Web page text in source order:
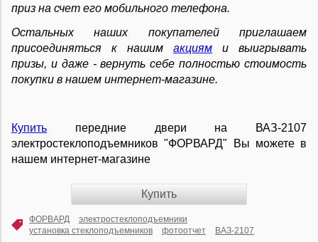
приз на счет его мобильного телефона.
Остальных наших покупателей приглашаем
присоединяться к нашим акциям и выигрывать
призы, и даже - вернуть себе полностью стоимость
покупки в нашем интернет-магазине.
Купить передние двери на ВАЗ-2107
электростеклоподъемников "ФОРВАРД" Вы можете в
нашем интернет-магазине
Купить
ФОРВАРД
электростеклоподъемники
установка стеклоподъемников
фотоотчет ВАЗ-2107